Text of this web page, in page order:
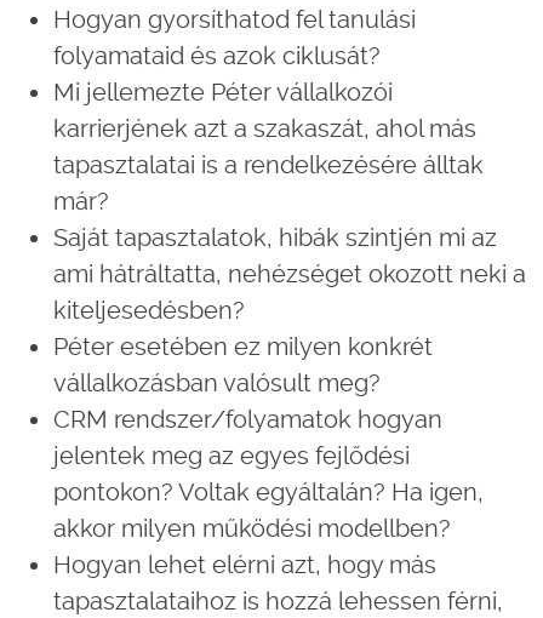
Hogyan gyorsíthatod fel tanulási
folyamataid és azok ciklusát?
Mi jellemezte Péter vállalkozói
karrierjének azt a szakaszát, ahol más
tapasztalatai is a rendelkezésére álltak
már?
Saját tapasztalatok, hibák szintjén mi az
ami hátráltatta, nehézséget okozott neki a
kiteljesedésben?
Péter esetében ez milyen konkrét
vállalkozásban valósult meg?
CRM rendszer/folyamatok hogyan
jelentek meg az egyes fejlődési
pontokon? Voltak egyáltalán? Ha igen,
akkor milyen működési modellben?
Hogyan lehet elérni azt, hogy más
tapasztalataihoz is hozzá lehessen férni,